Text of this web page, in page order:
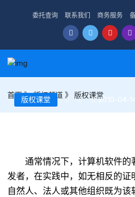
委托查询 联系我们 商务服务
首页》版权频道 》 版权课堂
版权课堂 2010-04-
通常情况下，计算机软件的
发者，在实践中，如无相反的证
自然人、法人或其他组织既为该